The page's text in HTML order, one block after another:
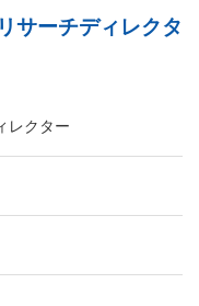
サーチディレクタ
レクター